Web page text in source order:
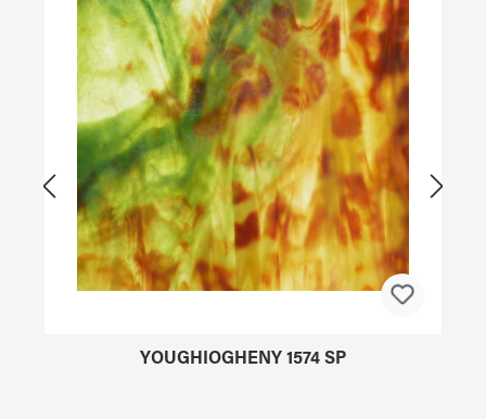
YOUGHIOGHENY 1574 SP